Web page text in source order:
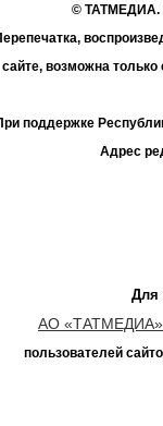
© ТАТМЕДИА.
сайте, возможна
поддержке
Адрес
Для
АО «ТАТМЕДИА»
пользователей